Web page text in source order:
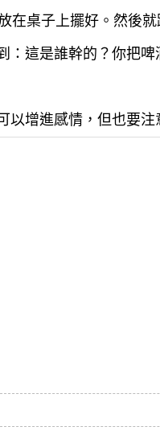
桌子上擺好。然後
這是誰幹的？你把
增進感情，但也要注